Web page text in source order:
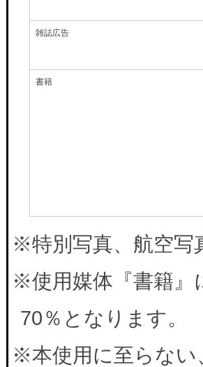
雑誌広告
書籍
※特別写真、航空写
※使用媒体『書籍』
70％となります。
※本使用に至らない